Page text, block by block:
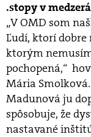
.stopy v
„V OMD som
Ľudí, ktorí
ktorým
pochopená,“
Mária Smolková.
Madunová ju
spôsobuje, že
nastavané